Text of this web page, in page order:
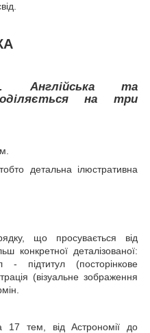
Англійська та
на три
детальна ілюстративна
що просувається від
конкретної деталізованої:
підтитул (посторінкове
(візуальне зображення
17 тем, від Астрономії до